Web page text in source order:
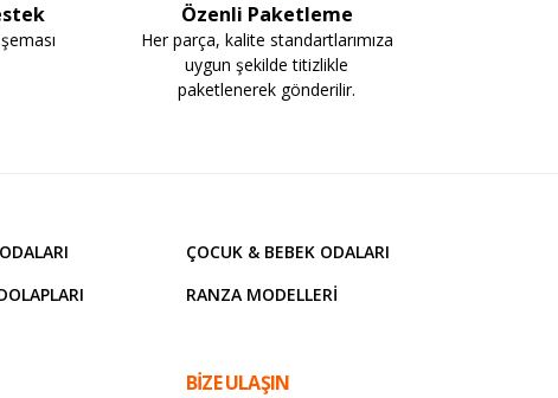
Özenli Paketleme
Her parça, kalite standartlarımıza
uygun şekilde titizlikle
paketlenerek gönderilir.
ÇOCUK & BEBEK ODALARI
RANZA MODELLERI
BİZE ULAŞIN